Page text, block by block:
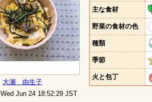
大瀬 由生子
Wed Jun 24 18:52:29 JST
主な食材
野菜の食材の色
種類
季節
火と包丁